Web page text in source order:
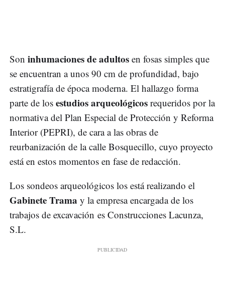
Son inhumaciones de adultos en fosas simples que
se encuentran a unos 90 cm de profundidad, bajo
estratigrafía de época moderna. El hallazgo forma
parte de los estudios arqueológicos requeridos por la
normativa del Plan Especial de Protección y Reforma
Interior (PEPRI), de cara a las obras de
reurbanización de la calle Bosquecillo, cuyo proyecto
está en estos momentos en fase de redacción.
Los sondeos arqueológicos los está realizando el
Gabinete Trama y la empresa encargada de los
trabajos de excavación es Construcciones Lacunza,
S.L.